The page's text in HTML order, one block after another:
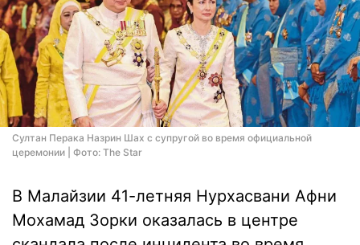
Султан Перака Назрин Шах с супругой во время официальной
церемонии | Фото: The Star
В Малайзии 41-летняя Нурхасвани Афни
Мохамад Зорки оказалась в центре